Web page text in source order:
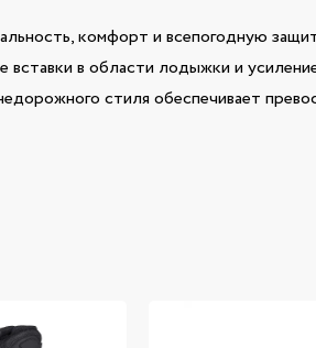
комфорт и всепогодную
в области лодыжки и
стиля обеспечивает